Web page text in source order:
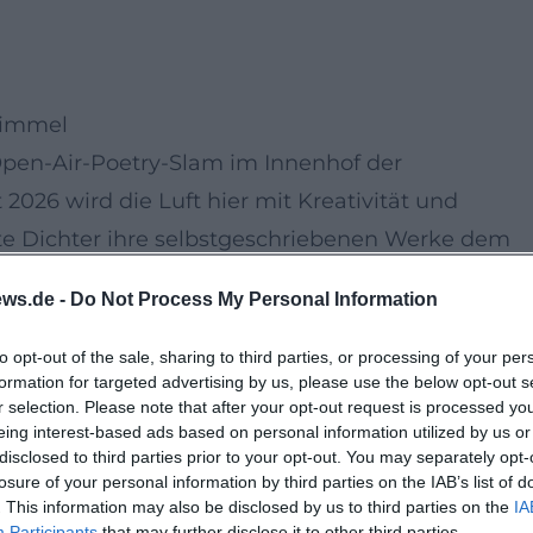
- Do Not Process My Personal Information
opt-out of the sale, sharing to third parties, or processing of your
for targeted advertising by us, please use the below opt-out
selection. Please note that after your opt-out request is processed
interest-based ads based on personal information utilized by us
to third parties prior to your opt-out. You may separately
of your personal information by third parties on the IAB’s list of
This information may also be disclosed by us to third parties on the
Air-Poetry-Slam im Innenhof der
wird die Luft hier mit Kreativität und
Dichter ihre selbstgeschriebenen Werke dem
Wettbewerb von der bekannten
die Möglichkeit, innerhalb eines bestimmten
Von humorvollen Anekdoten bis zu
Das Publikum entscheidet am Ende, wer als
voller überraschender Wendungen und